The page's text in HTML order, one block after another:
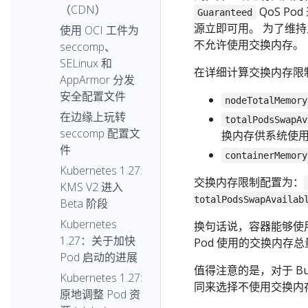
（CDN）
使用 OCI 工件为
seccomp、
SELinux 和
AppArmor 分发
安全配置文件
在边缘上玩转
seccomp 配置文
件
Kubernetes 1.27:
KMS V2 进入
Beta 阶段
Kubernetes
1.27：关于加快
Pod 启动的进展
Kubernetes 1.27:
原地调整 Pod 资
Guaranteed
QoS Pod
源立即可用。 为了维
不允许使用交换内存。
在详细计算交换内存
nodeTotalMemory
换内存供系统使
交换内存限制配置为：
换句话说，容器能够
Pod 使用的交换内存
值得注意的是，对于
同来选择不使用交换